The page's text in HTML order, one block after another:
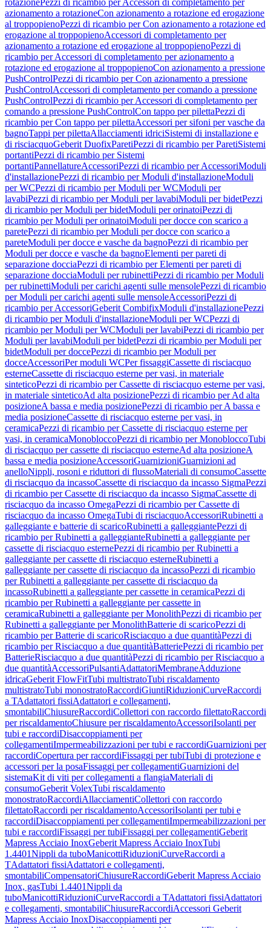
rotazionePezzi di ricambio per Accessori di completamento per
azionamento a rotazioneCon azionamento a rotazione ed erogazione
al troppopienoPezzi di ricambio per Con azionamento a rotazione ed
erogazione al troppopienoAccessori di completamento per
azionamento a rotazione ed erogazione al troppopienoPezzi di
ricambio per Accessori di completamento per azionamento a
rotazione ed erogazione al troppopienoCon azionamento a pressione
PushControlPezzi di ricambio per Con azionamento a pressione
PushControlAccessori di completamento per comando a pressione
PushControlPezzi di ricambio per Accessori di completamento per
comando a pressione PushControlCon tappo per pilettaPezzi di
ricambio per Con tappo per pilettaAccessori per sifoni per vasche da
bagnoTappi per pilettaAllacciamenti idriciSistemi di installazione e
di risciacquoGeberit DuofixParetiPezzi di ricambio per ParetiSistemi
portantiPezzi di ricambio per Sistemi
portantiPannellatureAccessoriPezzi di ricambio per AccessoriModuli
d'installazionePezzi di ricambio per Moduli d'installazioneModuli
per WCPezzi di ricambio per Moduli per WCModuli per
lavabiPezzi di ricambio per Moduli per lavabiModuli per bidetPezzi
di ricambio per Moduli per bidetModuli per orinatoiPezzi di
ricambio per Moduli per orinatoiModuli per docce con scarico a
paretePezzi di ricambio per Moduli per docce con scarico a
pareteModuli per docce e vasche da bagnoPezzi di ricambio per
Moduli per docce e vasche da bagnoElementi per pareti di
separazione docciaPezzi di ricambio per Elementi per pareti di
separazione docciaModuli per rubinettiPezzi di ricambio per Moduli
per rubinettiModuli per carichi agenti sulle mensolePezzi di ricambio
per Moduli per carichi agenti sulle mensoleAccessoriPezzi di
ricambio per AccessoriGeberit CombifixModuli d'installazionePezzi
di ricambio per Moduli d'installazioneModuli per WCPezzi di
ricambio per Moduli per WCModuli per lavabiPezzi di ricambio per
Moduli per lavabiModuli per bidetPezzi di ricambio per Moduli per
bidetModuli per doccePezzi di ricambio per Moduli per
docceAccessoriPer moduli WCPer fissaggiCassette di risciacquo
esterneCassette di risciacquo esterne per vasi, in materiale
sinteticoPezzi di ricambio per Cassette di risciacquo esterne per vasi,
in materiale sinteticoAd alta posizionePezzi di ricambio per Ad alta
posizioneA bassa e media posizionePezzi di ricambio per A bassa e
media posizioneCassette di risciacquo esterne per vasi, in
ceramicaPezzi di ricambio per Cassette di risciacquo esterne per
vasi, in ceramicaMonobloccoPezzi di ricambio per MonobloccoTubi
di risciacquo per cassette di risciacquo esterneAd alta posizioneA
bassa e media posizioneAccessoriGuarnizioniGuarnizioni ad
anelloNippli, rosoni e riduttori di flussoMateriali di consumoCassette
di risciacquo da incassoCassette di risciacquo da incasso SigmaPezzi
di ricambio per Cassette di risciacquo da incasso SigmaCassette di
risciacquo da incasso OmegaPezzi di ricambio per Cassette di
risciacquo da incasso OmegaTubi di risciacquoAccessoriRubinetti a
galleggiante e batterie di scaricoRubinetti a galleggiantePezzi di
ricambio per Rubinetti a galleggianteRubinetti a galleggiante per
cassette di risciacquo esternePezzi di ricambio per Rubinetti a
galleggiante per cassette di risciacquo esterneRubinetti a
galleggiante per cassette di risciacquo da incassoPezzi di ricambio
per Rubinetti a galleggiante per cassette di risciacquo da
incassoRubinetti a galleggiante per cassette in ceramicaPezzi di
ricambio per Rubinetti a galleggiante per cassette in
ceramicaRubinetti a galleggiante per MonolithPezzi di ricambio per
Rubinetti a galleggiante per MonolithBatterie di scaricoPezzi di
ricambio per Batterie di scaricoRisciacquo a due quantitàPezzi di
ricambio per Risciacquo a due quantitàBatteriePezzi di ricambio per
BatterieRisciacquo a due quantitàPezzi di ricambio per Risciacquo a
due quantitàAccessoriPulsantiAdattatoriMembraneAdduzione
idricaGeberit FlowFitTubi multistratoTubi riscaldamento
multistratoTubi monostratoRaccordiGiuntiRiduzioniCurveRaccordi
a TAdattatori fissiAdattatori e collegamenti,
smontabiliChiusureRaccordiCollettori con raccordo filettatoRaccordi
per riscaldamentoChiusure per riscaldamentoAccessoriIsolanti per
tubi e raccordiDisaccoppiamenti per
collegamentiImpermeabilizzazioni per tubi e raccordiGuarnizioni per
raccordiCopertura per raccordiFissaggi per tubiTubi di protezione e
accessori per la posaFissaggi per collegamentiGuarnizioni del
sistemaKit di viti per collegamenti a flangiaMateriali di
consumoGeberit VolexTubi riscaldamento
monostratoRaccordiAllacciamentiCollettori con raccordo
filettatoRaccordi per riscaldamentoAccessoriIsolanti per tubi e
raccordiDisaccoppiamenti per collegamentiImpermeabilizzazioni per
tubi e raccordiFissaggi per tubiFissaggi per collegamentiGeberit
Mapress Acciaio InoxGeberit Mapress Acciaio InoxTubi
1.4401Nippli da tuboManicottiRiduzioniCurveRaccordi a
TAdattatori fissiAdattatori e collegamenti,
smontabiliCompensatoriChiusureRaccordiGeberit Mapress Acciaio
Inox, gasTubi 1.4401Nippli da
tuboManicottiRiduzioniCurveRaccordi a TAdattatori fissiAdattatori
e collegamenti, smontabiliChiusureRaccordiAccessori Geberit
Mapress Acciaio InoxDisaccoppiamenti per